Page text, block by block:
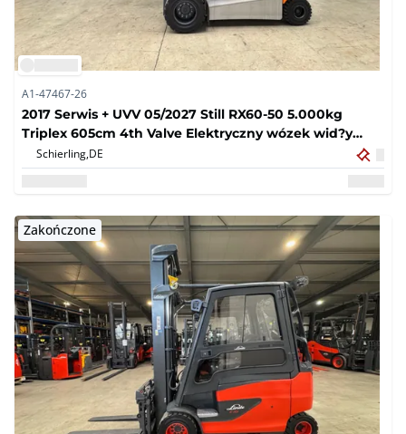
A1-47467-26
2017 Serwis + UVV 05/2027 Still RX60-50 5.000kg
Triplex 605cm 4th Valve Elektryczny wózek wid?y
1.036 godz.
Schierling,DE
Zakończone